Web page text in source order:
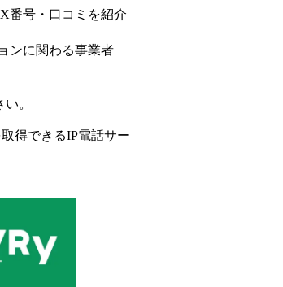
番号・口コミを紹介
ンに関わる事業者
。
取得できるIP電話サー